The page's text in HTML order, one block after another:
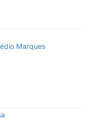
Marques